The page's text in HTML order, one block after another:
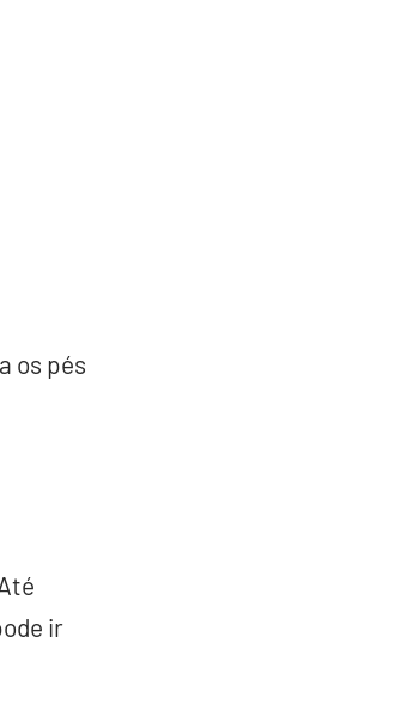
os pés
ir